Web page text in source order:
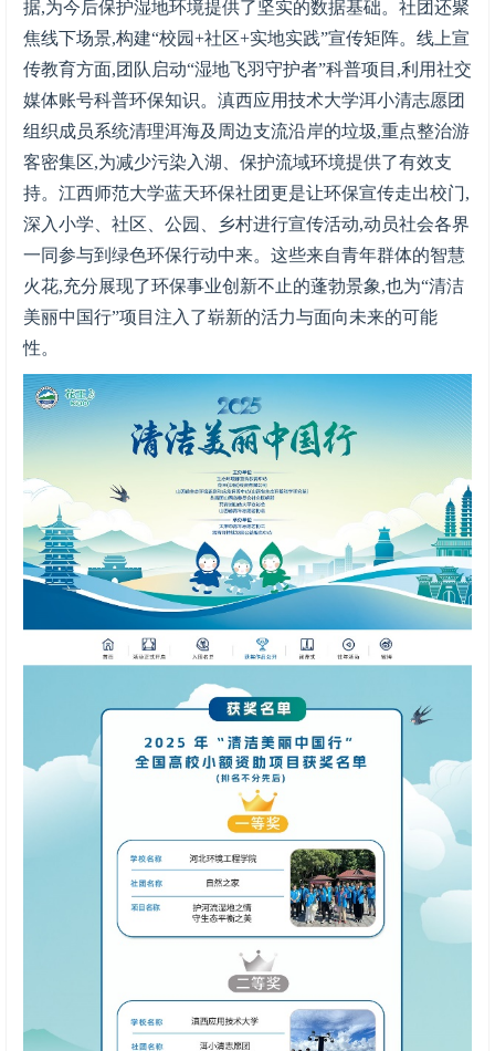
据,为今后保护湿地环境提供了坚实的数据基础。社团还聚
焦线下场景,构建“校园+社区+实地实践”宣传矩阵。线上宣
传教育方面,团队启动“湿地飞羽守护者”科普项目,利用社交
媒体账号科普环保知识。滇西应用技术大学洱小清志愿团
组织成员系统清理洱海及周边支流沿岸的垃圾,重点整治游
客密集区,为减少污染入湖、保护流域环境提供了有效支
持。江西师范大学蓝天环保社团更是让环保宣传走出校门,
深入小学、社区、公园、乡村进行宣传活动,动员社会各界
一同参与到绿色环保行动中来。这些来自青年群体的智慧
火花,充分展现了环保事业创新不止的蓬勃景象,也为“清洁
美丽中国行”项目注入了崭新的活力与面向未来的可能
性。